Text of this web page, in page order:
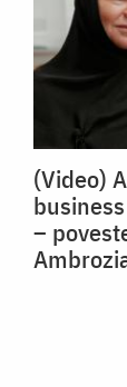
(Video)
–